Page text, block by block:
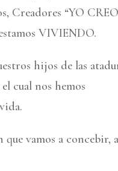
Creadores “YO
VIVIENDO.
hijos de las
cual nos hemos
vamos a concebir, a